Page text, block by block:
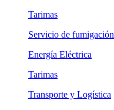
Tarimas
Servicio de fumigación
Energía Eléctrica
Tarimas
Transporte y Logística